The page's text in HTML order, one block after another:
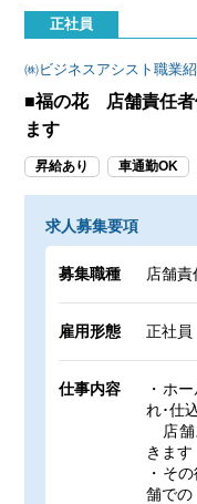
正社員
㈱ビジネスアシスト職業
■福の花 店舗責任者
ます
昇給あり 車通勤OK
求人募集要項
募集職種 店舗
雇用形態 正社員
仕事内容
・ホ
れ･仕
店舗
きます
・そ
舗での